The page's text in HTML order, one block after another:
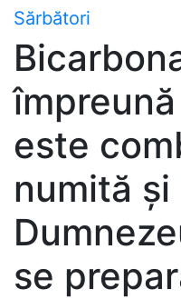
Skip
content
Sărbători
este
numită
se